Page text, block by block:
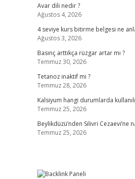
Avar dili nedir ?
Ağustos 4, 2026
4 seviye kurs bitirme belgesi ne
Ağustos 3, 2026
Basınç arttıkça rüzgar artar mı ?
Temmuz 30, 2026
Tetanoz inaktif mi ?
Temmuz 28, 2026
Kalsiyum hangi durumlarda
Temmuz 25, 2026
Beylikdüzü’nden Silivri Cezaevi’ne
Temmuz 25, 2026